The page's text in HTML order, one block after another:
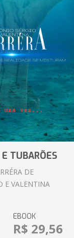
TUBARÕES
DE
E VALENTINA
EBOOK
R$ 29,56